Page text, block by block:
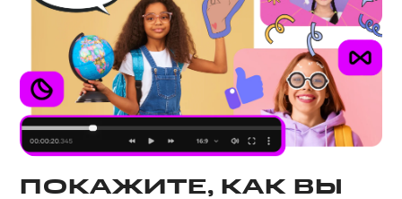
ПОКАЖИТЕ, КАК ВЫ